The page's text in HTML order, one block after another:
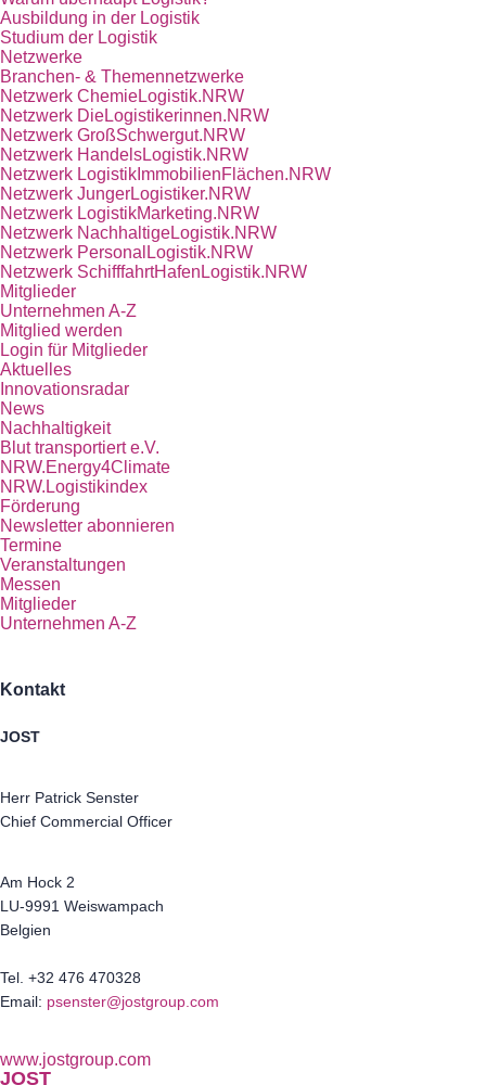
Ausbildung in der Logistik
Studium der Logistik
Netzwerke
Branchen- & Themennetzwerke
Netzwerk ChemieLogistik.NRW
Netzwerk DieLogistikerinnen.NRW
Netzwerk GroßSchwergut.NRW
Netzwerk HandelsLogistik.NRW
Netzwerk LogistikImmobilienFlächen.NRW
Netzwerk JungerLogistiker.NRW
Netzwerk LogistikMarketing.NRW
Netzwerk NachhaltigeLogistik.NRW
Netzwerk PersonalLogistik.NRW
Netzwerk SchifffahrtHafenLogistik.NRW
Mitglieder
Unternehmen A-Z
Mitglied werden
Login für Mitglieder
Aktuelles
Innovationsradar
News
Nachhaltigkeit
Blut transportiert e.V.
NRW.Energy4Climate
NRW.Logistikindex
Förderung
Newsletter abonnieren
Termine
Veranstaltungen
Messen
Mitglieder
Unternehmen A-Z
Kontakt
JOST
Herr Patrick Senster
Chief Commercial Officer
Am Hock 2
LU-9991 Weiswampach
Belgien
Tel. +32 476 470328
Email: psenster@jostgroup.com
www.jostgroup.com
JOST